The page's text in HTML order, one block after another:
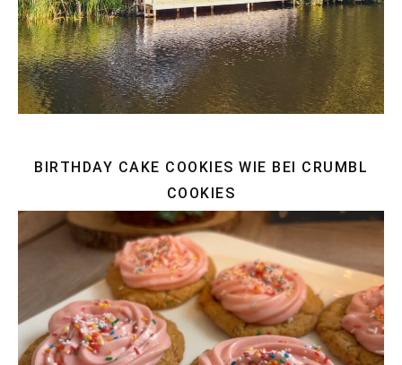
BIRTHDAY CAKE COOKIES WIE BEI CRUMBL
COOKIES